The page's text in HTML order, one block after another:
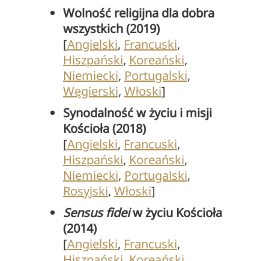
Wolność religijna dla dobra
wszystkich (2019)
[Angielski, Francuski,
Hiszpański, Koreański,
Niemiecki, Portugalski,
Węgierski, Włoski]
Synodalność w życiu i misji
Kościoła (2018)
[Angielski, Francuski,
Hiszpański, Koreański,
Niemiecki, Portugalski,
Rosyjski, Włoski]
Sensus fideiw życiu Kościoła
(2014)
[Angielski, Francuski,